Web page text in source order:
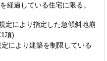
経過している住宅に限る。
定により指定した急傾斜地崩
項)
により建築を制限している